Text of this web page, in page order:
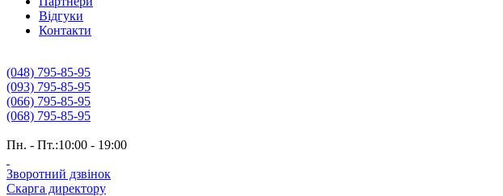
Вiдгуки
Контакти
(048) 795-85-95
(093) 795-85-95
(066) 795-85-95
(068) 795-85-95
Пн. - Пт.:10:00 - 19:00
Зворотний дзвінок
Скарга директору